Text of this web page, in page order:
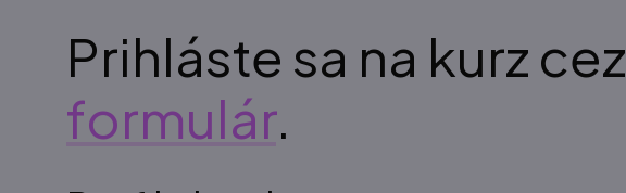
Prihláste sa na kurz cez
formulár.